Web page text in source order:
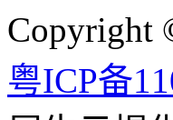
Copyright
粤ICP备